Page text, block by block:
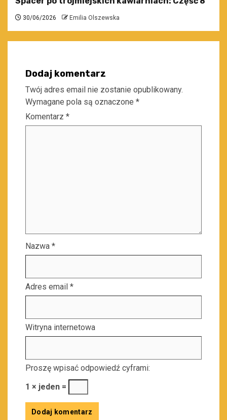
30/06/2026 Emilia Olszewska
Dodaj komentarz
Twój adres email nie zostanie opublikowany.
Wymagane pola są oznaczone *
Komentarz *
Nazwa *
Adres email *
Witryna internetowa
Proszę wpisać odpowiedź cyframi:
1 × jeden =